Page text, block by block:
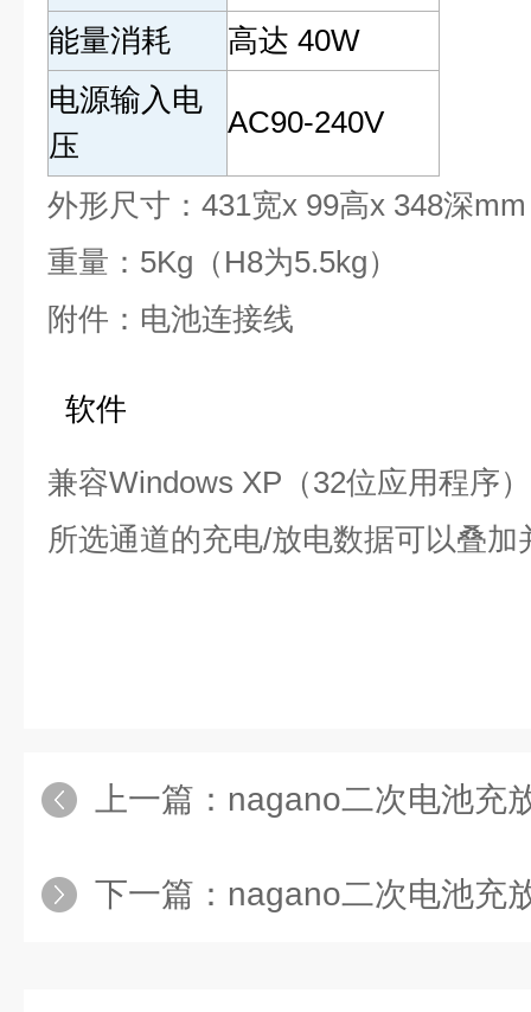
能量消耗
高达 40W
电源输入电
压
AC90-240V
外形尺寸：431宽x 99高x 348深mm
重量：5Kg（H8为5.5kg）
附件：电池连接线
软件
兼容Windows XP（32位应用程序）
所选通道的充电/放电数据可以叠加
上一篇： nagano二次电池充放
下一篇： nagano二次电池充放